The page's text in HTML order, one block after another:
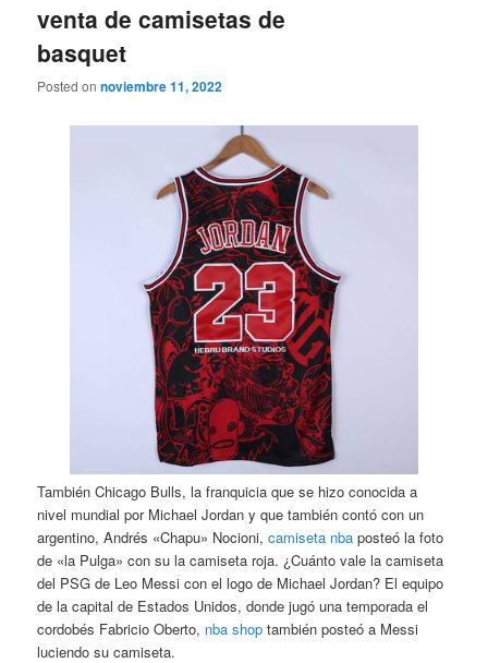
venta de camisetas de
basquet
Posted onnoviembre 11, 2022
También Chicago Bulls, la franquicia que se hizo conocida a
nivel mundial por Michael Jordan y que también contó con un
argentino, Andrés «Chapu» Nocioni,camiseta nba posteó la foto
de «la Pulga» con su la camiseta roja. ¿Cuánto vale la camiseta
del PSG de Leo Messi con el logo de Michael Jordan? El equipo
de la capital de Estados Unidos, donde jugó una temporada el
cordobés Fabricio Oberto, nba shop también posteó a Messi
luciendo su camiseta.